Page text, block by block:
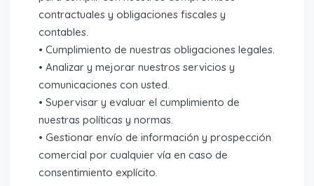
contractuales y obligaciones fiscales y
contables.
• Cumplimiento de nuestras obligaciones legales.
• Analizar y mejorar nuestros servicios y
comunicaciones con usted.
• Supervisar y evaluar el cumplimiento de
nuestras políticas y normas.
• Gestionar envío de información y prospección
comercial por cualquier vía en caso de
consentimiento explícito.